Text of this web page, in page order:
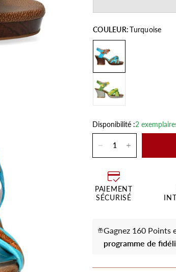
COULEUR:Turquoise
Disponibilité :2
PAIEMENT
SÉCURISÉ
Gagnez 160 Points
programme de